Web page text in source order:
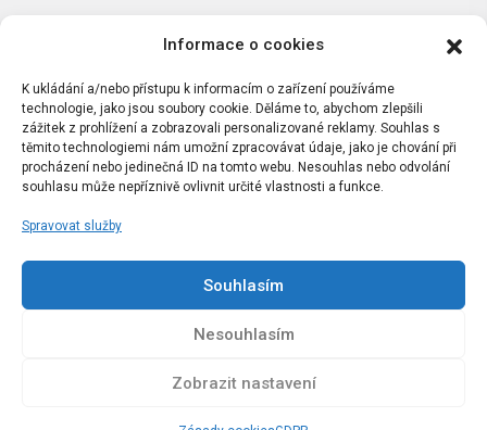
Informace o cookies
K ukládání a/nebo přístupu k informacím o zařízení používáme
technologie, jako jsou soubory cookie. Děláme to, abychom zlepšili
zážitek z prohlížení a zobrazovali personalizované reklamy. Souhlas s
těmito technologiemi nám umožní zpracovávat údaje, jako je chování při
procházení nebo jedinečná ID na tomto webu. Nesouhlas nebo odvolání
souhlasu může nepříznivě ovlivnit určité vlastnosti a funkce.
Spravovat služby
Souhlasím
Nesouhlasím
Zobrazit nastavení